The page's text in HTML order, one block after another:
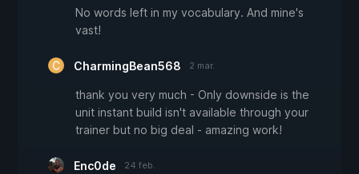
No words left in my vocabulary. And mine's
vast!
CharmingBean568 2 mar.
thank you very much - Only downside is the
unit instant build isn't available through your
trainer but no big deal - amazing work!
Enc0de 24 feb.